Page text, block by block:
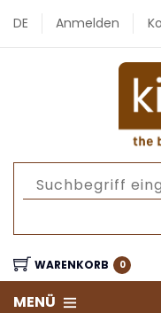
DE Anmelden
WARENKORB 0
MENÜ